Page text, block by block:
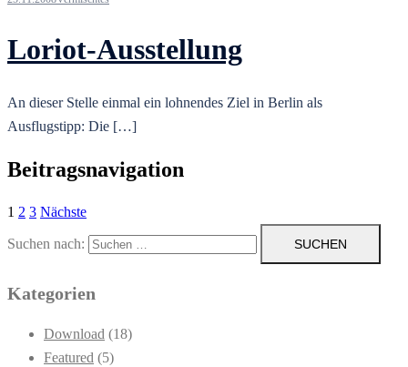
Loriot-Ausstellung
An dieser Stelle einmal ein lohnendes Ziel in Berlin als
Ausflugstipp: Die […]
Beitragsnavigation
1 2 3 Nächste
Suchen nach:
Kategorien
Download (18)
Featured (5)